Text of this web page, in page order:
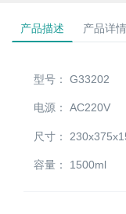
产品描述 产品详情
型号： G33202
电源： AC220V
尺寸：
容量： 1500ml